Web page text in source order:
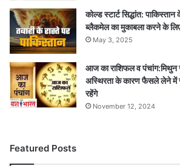
कोल्ड स्टार्ट सिद्धांत:
ब्लैकमेल का मुकाबला करने के
May 3, 2025
आज का राशिफल व पंचांग:मिथुन
अस्थिरता के कारण फैसले लेने में
रहेंगे
November 12, 2024
Featured Posts